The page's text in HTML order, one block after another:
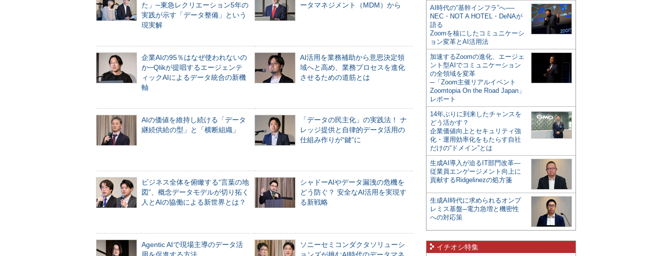
た」─東急レクリエーション5年の
実践が示す「データ整備」という
現実解
ータマネジメント（MDM）から
企業AIの95％はなぜ使われないの
か─Qlikが提唱するエージェンテ
ィックAIによるデータ統合の新機
軸
AI活用を業務補助から意思決定領
域へと高め、業務プロセスを進化
させるための道筋とは
AIの価値を維持し続ける「データ
継続供給の型」と「横断組織」
「データの民主化」の実践法！ ナ
レッジ提供と自律的データ活用の
仕組み作りが“鍵”に
ビジネス全体を俯瞰する“言葉の地
図”、概念データモデルが切り拓く
人とAIの協働による新世界とは？
シャドーAIやデータ漏洩の危機を
どう防ぐ？ 安全なAI活用を実現す
る新戦略
Agentic AIで現場主導のデータ活
ソニーセミコンダクタソリューシ
AI時代の“基幹インフラ”へ──
NEC・NOT A HOTEL・DeNAが
語る
Zoomを核にしたコミュニケーシ
ョン変革とAI活用法
加速するZoomの進化、エージェ
ント型AIでコミュニケーション
の全領域を変革
─「Zoom主催リアルイベント
Zoomtopia On the Road Japan」
レポート
14年ぶりに到来したチャンスを
どう活かす？
企業価値向上とセキュリティ強
化・運用効率化をもたらす自社
だけの“ドメイン”とは
生成AI導入が迫るIT部門改革―
従業員エンゲージメント向上に
貢献するRidgelinezの処方箋
生成AI時代に求められるオンプ
レミス基盤─電力急増と機密性
への対応策
イチオシ特集